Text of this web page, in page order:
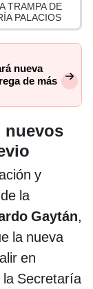
TRAMPA DE
PALACIOS
nueva
de más
nuevos
y
la
Gaytán,
la nueva
en
la Secretaría